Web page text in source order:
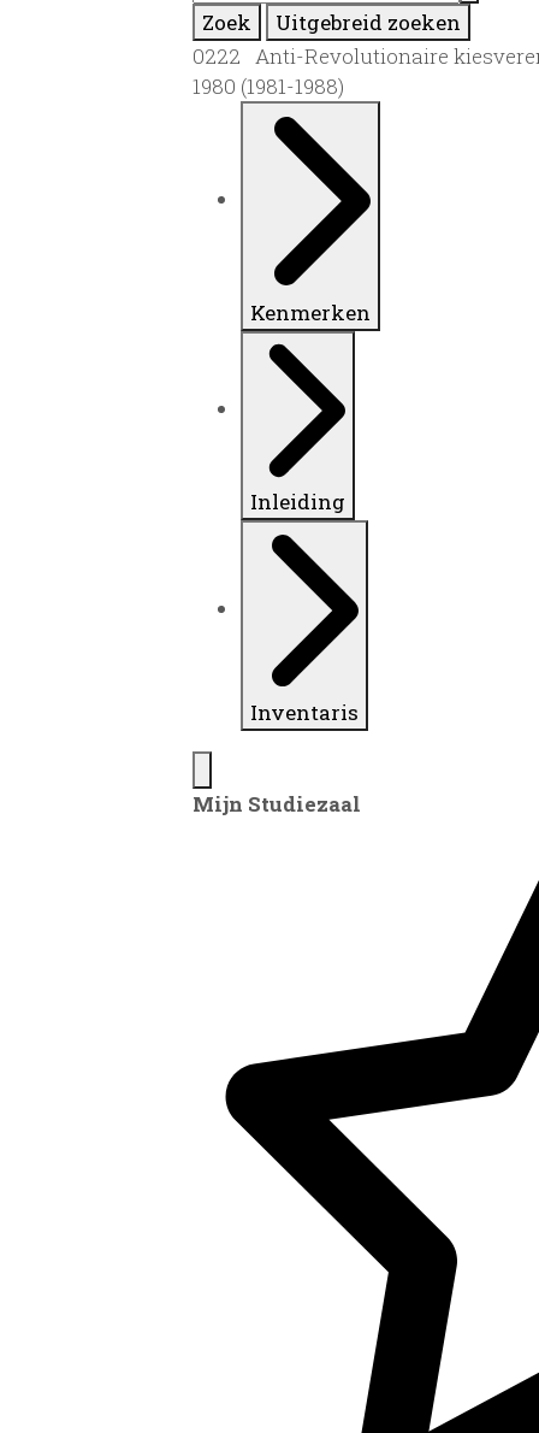
Zoek
Uitgebreid zoeken
0222 Anti-Revolutionaire
1980 (1981-1988)
Kenmerken
Inleiding
Inventaris
Mijn Studiezaal